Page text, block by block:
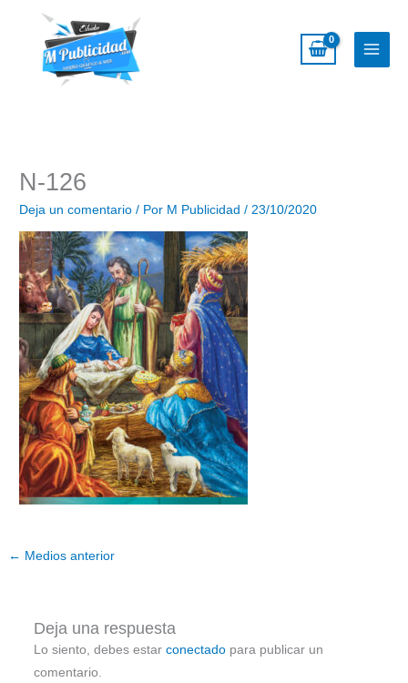
contenido
N-126
Deja un comentario / Por M Publicidad/23/10/2020
← Medios anterior
Deja una respuesta
Lo siento, debes estar conectadopara publicar un
comentario.